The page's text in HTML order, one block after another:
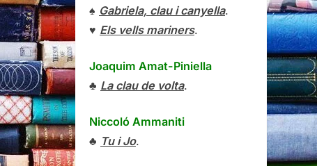
♠ Gabriela, clau i canyella.
♥ Els vells mariners.
Joaquim Amat-Piniella
♣ La clau de volta.
Niccoló Ammaniti
♣ Tu i Jo.